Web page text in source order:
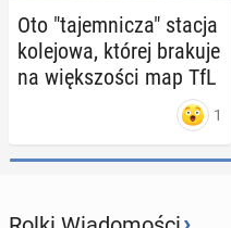
Oto "ta­jem­ni­cza" stacja
ko­le­jo­wa, której brakuje
na więk­szo­ści map TfL
1